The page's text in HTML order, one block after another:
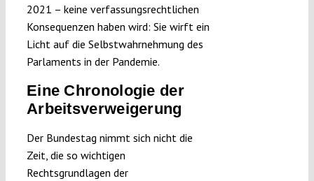
2021 – keine verfassungsrechtlichen
Konsequenzen haben wird: Sie wirft ein
Licht auf die Selbstwahrnehmung des
Parlaments in der Pandemie.
Eine Chronologie der
Arbeitsverweigerung
Der Bundestag nimmt sich nicht die
Zeit, die so wichtigen
Rechtsgrundlagen der